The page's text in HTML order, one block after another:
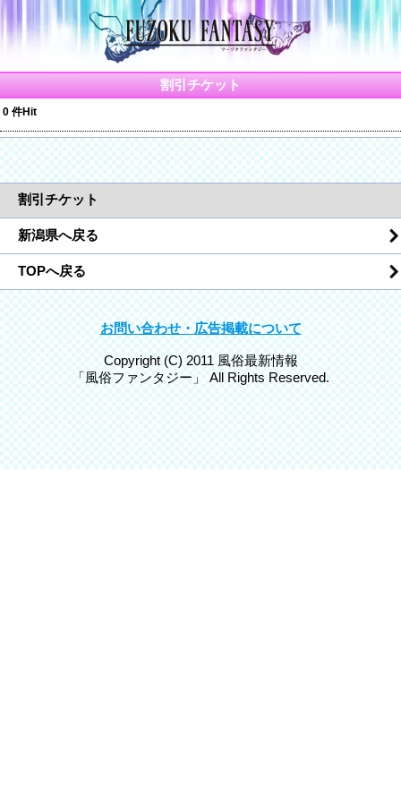
割引チケット
0 件Hit
割引チケット
新潟県へ戻る
TOPへ戻る
お問い合わせ・広告掲載について
Copyright (C) 2011 風俗最新情報
「風俗ファンタジー」 All Rights Reserved.